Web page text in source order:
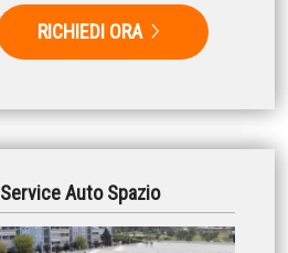
RICHIEDI ORA
Service Auto Spazio